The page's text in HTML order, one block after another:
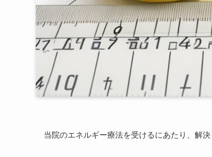
当院のエネルギー療法を受けるにあたり、解